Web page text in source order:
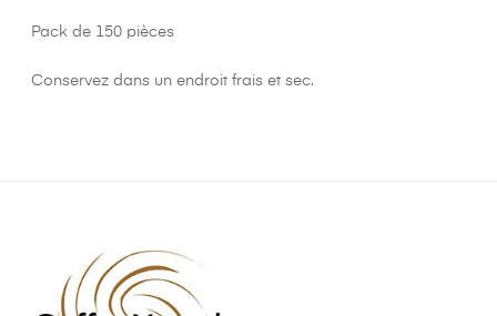
Pack de 150 pièces
Conservez dans un endroit frais et sec.